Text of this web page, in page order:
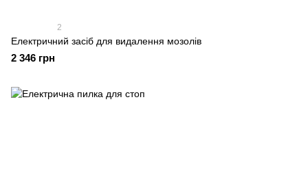
2
Електричний засіб для видалення мозолів
2 346 грн